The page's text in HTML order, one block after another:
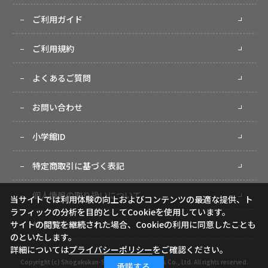
ご利用ガイド
ご利用規約
よくあるご質問
お問い合わせ
小学館ID
特定商取引に基づく表記
個人情報の取り扱いについて
サイトマップ
Copyright (c) Shogakukan-Shueisha Productions Co., Ltd. All rights reserved.
当サイトでは利用体験の向上およびコンテンツの最適な提供、ト
ラフィックの分析を目的としてCookieを使用しています。
サイトの閲覧を継続された場合、Cookieの利用に同意したことも
のといたします。
詳細についてはプライバシーポリシーをご確認ください。